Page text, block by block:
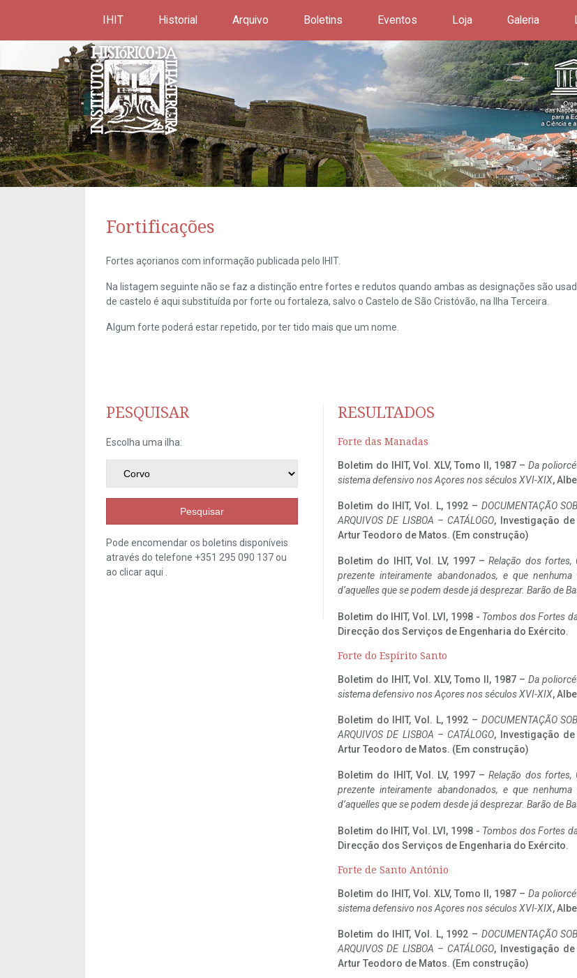
IHIT Historial Arquivo Boletins Eventos Loja Galeria
Fortificações
Fortes açorianos com informação publicada pelo IHIT.
Na listagem seguinte não se faz a distinção entre fortes e redutos quando ambas as designações são
de castelo é aqui substituída por forte ou fortaleza, salvo o Castelo de São Cristóvão, na Ilha Terceira.
Algum forte poderá estar repetido, por ter tido mais que um nome.
PESQUISAR
Escolha uma ilha:
Pesquisar
Pode encomendar os boletins disponíveis
através do telefone +351 295 090 137 ou
ao clicaraqui
RESULTADOS
Forte das Manadas
Boletim do IHIT, Vol. XLV, Tomo II, 1987 – Da
sistema defensivo nos Açores nos séculos XVI-XIX,
Boletim do IHIT, Vol. L, 1992 – DOCUMENTAÇÃO
ARQUIVOS DE LISBOA – CATÁLOGO, Investigação
Artur Teodoro de Matos. (Em construção)
Boletim do IHIT, Vol. LV, 1997 –Relação dos
prezente inteiramente abandonados, e que
d’aquelles que se podem desde já desprezar. Barão de
Boletim do IHIT, Vol. LVI, 1998 - Tombos dos Fortes
Direcção dos Serviços de Engenharia do Exército.
Forte do Espírito Santo
Boletim do IHIT, Vol. XLV, Tomo II, 1987 – Da
sistema defensivo nos Açores nos séculos XVI-XIX,
Boletim do IHIT, Vol. L, 1992 – DOCUMENTAÇÃO
ARQUIVOS DE LISBOA – CATÁLOGO, Investigação
Artur Teodoro de Matos. (Em construção)
Boletim do IHIT, Vol. LV, 1997 –Relação dos
prezente inteiramente abandonados, e que
d’aquelles que se podem desde já desprezar. Barão de
Boletim do IHIT, Vol. LVI, 1998 - Tombos dos Fortes
Direcção dos Serviços de Engenharia do Exército.
Forte de Santo António
Boletim do IHIT, Vol. XLV, Tomo II, 1987 – Da
sistema defensivo nos Açores nos séculos XVI-XIX,
Boletim do IHIT, Vol. L, 1992 – DOCUMENTAÇÃO
ARQUIVOS DE LISBOA – CATÁLOGO, Investigação
Artur Teodoro de Matos. (Em construção)